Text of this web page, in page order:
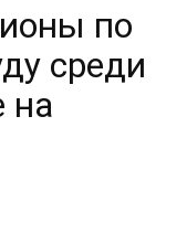
по
среди
на